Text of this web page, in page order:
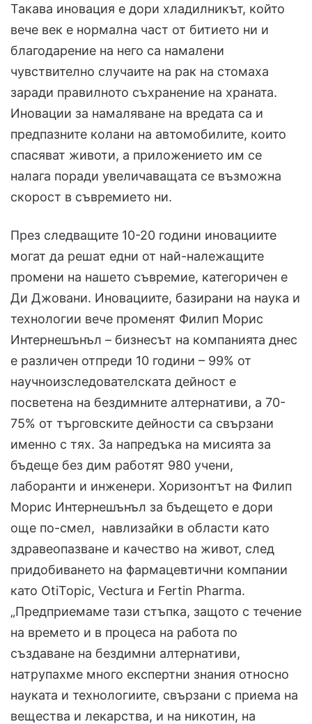
Такава иновация е дори хладилникът, който
вече век е нормална част от битието ни и
благодарение на него са намалени
чувствително случаите на рак на стомаха
заради правилното съхранение на храната.
Иновации за намаляване на вредата са и
предпазните колани на автомобилите, които
спасяват животи, а приложението им се
налага поради увеличаващата се възможна
скорост в съвремието ни.
През следващите 10-20 години иновациите
могат да решат едни от най-належащите
промени на нашето съвремие, категоричен е
Ди Джовани. Иновациите, базирани на наука и
технологии вече променят Филип Морис
Интернешънъл – бизнесът на компанията днес
е различен отпреди 10 години – 99% от
научноизследователската дейност е
посветена на бездимните алтернативи, a 70-
75% от търговските дейности са свързани
именно с тях. За напредъка на мисията за
бъдеще без дим работят 980 учени,
лаборанти и инженери. Хоризонтът на Филип
Морис Интернешънъл за бъдещето е дори
още по-смел, навлизайки в области като
здравеопазване и качество на живот, след
придобиването на фармацевтични компании
като OtiTopic, Vectura и Fertin Pharma.
„Предприемаме тази стъпка, защото с течение
на времето и в процеса на работа по
създаване на бездимни алтернативи,
натрупахме много експертни знания относно
науката и технологиите, свързани с приема на
вещества и лекарства, и на никотин, на